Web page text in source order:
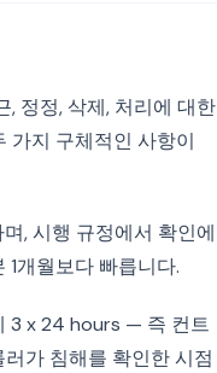
, 정정, 삭제, 처리에 대한
가지 구체적인 사항이
, 시행 규정에서 확인에
개월보다 빠릅니다.
3 x 24 hours — 즉 컨트
가 침해를 확인한 시점